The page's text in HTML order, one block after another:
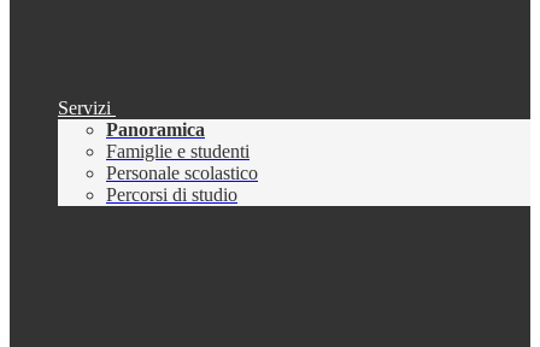
Servizi
Panoramica
Famiglie e studenti
Personale scolastico
Percorsi di studio